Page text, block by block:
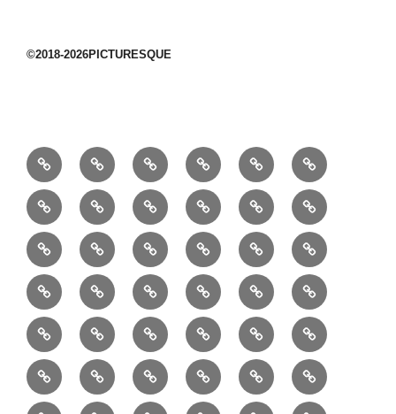
©2018-2026PICTURESQUE
1/10：
材
料
10/10：
ジ
ュ
エ
リ
ー
2/10：
製
作
3/10：
は
ぎ
れ
4/10：
Ｈ
Ｍ
Ｂ
教
室
5/10：
事
業
6/10：
読
書
7/10：
食・
健
康
8/10：
リ
フ
ォ
ー
ム
9/10：
コ
ー
デ
creema
で
販
売
中
の
ハ
ン
ド
メ
①
入
園
バ
ッ
グ
セ
ッ
ト
②
半
月
型
③
巾
着
袋
（縦
長）
④
巾
着
袋
（小）
⑤
巾
着
シ
ョ
ル
ダ
ー
⑥
小
動
物
用
小
物
⑦
リ
ュ
ッ
ク
⑧
メ
ッ
セ
ン
ジ
⑨
ミ
シ
ン
カ
バ
⑩
マ
チ
無
し
シ
⑪
マ
ス
ク
⑫
ポ
ー
チ
⑬
ボ
デ
ィ
ー
バ
⑭
ボ
ッ
ク
⑮
ボ
ス
ト
⑯
ヘ
ル
メ
⑰
ピ
ン
タ
⑱
ビ
ジ
ネ
⑲
バ
ニ
テ
⑳
ハ
お
取
お
問
デ
ジ
デ
ジ
ブ
ロ